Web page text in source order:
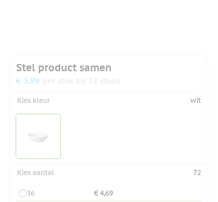
Stel product samen
€ 3,99 per stuk bij 72 stuks
Kies kleur wit
Kies aantal 72
36
€ 4,69